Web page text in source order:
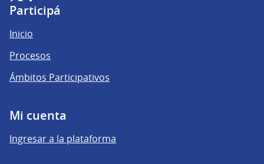
(Enlace externo)
(Enlace externo)
(Enlace externo)
Participá
Inicio
Procesos
Ámbitos Participativos
Mi cuenta
Ingresar a la plataforma